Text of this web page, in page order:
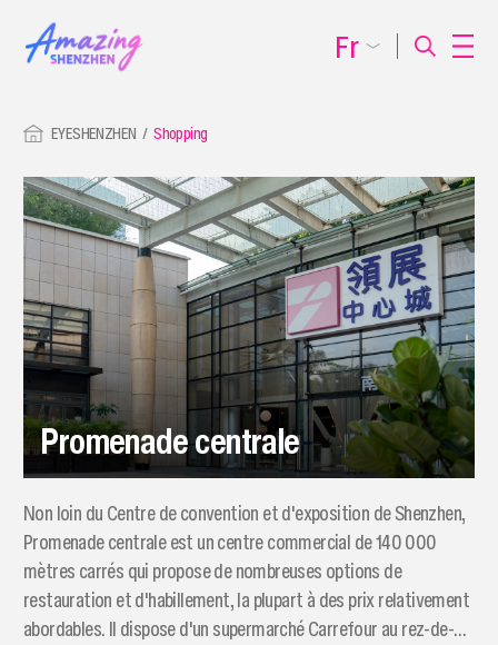
EYESHENZHEN Shopping
Promenade centrale
Non loin du Centre de convention et d'exposition de Shenzhen,
Promenade centrale est un centre commercial de 140 000
mètres carrés qui propose de nombreuses options de
restauration et d'habillement, la plupart à des prix relativement
abordables. Il dispose d'un supermarché Carrefour au rez-de-
Fr